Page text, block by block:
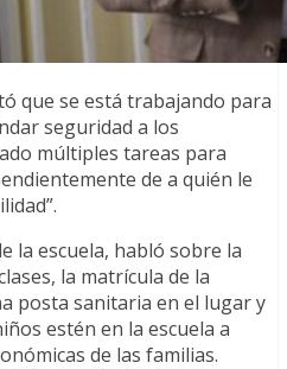
que se está trabajando para
seguridad a los
múltiples tareas para
de a quién le
la escuela, habló sobre la
la matrícula de la
posta sanitaria en el lugar y
estén en la escuela a
de las familias.